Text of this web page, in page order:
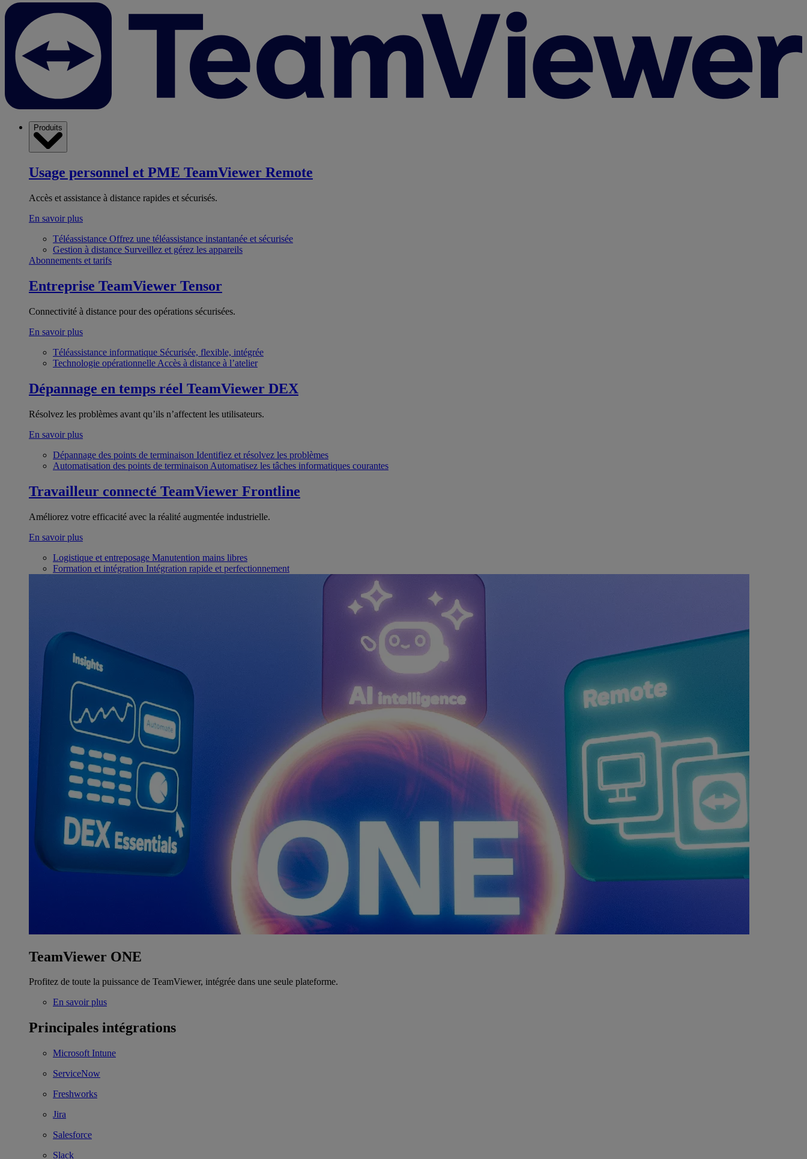
Produits
Usage personnel et PME TeamViewer Remote
Accès et assistance à distance rapides et sécurisés.
En savoir plus
Téléassistance Offrez une téléassistance instantanée et sécurisée
Gestion à distance Surveillez et gérez les appareils
Abonnements et tarifs
Entreprise TeamViewer Tensor
Connectivité à distance pour des opérations sécurisées.
En savoir plus
Téléassistance informatique Sécurisée, flexible, intégrée
Technologie opérationnelle Accès à distance à l’atelier
Dépannage en temps réel TeamViewer DEX
Résolvez les problèmes avant qu’ils n’affectent les utilisateurs.
En savoir plus
Dépannage des points de terminaison Identifiez et résolvez les problèmes
Automatisation des points de terminaison Automatisez les tâches informatiques courantes
Travailleur connecté TeamViewer Frontline
Améliorez votre efficacité avec la réalité augmentée industrielle.
En savoir plus
Logistique et entreposage Manutention mains libres
Formation et intégration Intégration rapide et perfectionnement
TeamViewer ONE
Profitez de toute la puissance de TeamViewer, intégrée dans une seule plateforme.
En savoir plus
Principales intégrations
Microsoft Intune
ServiceNow
Freshworks
Jira
Salesforce
Slack